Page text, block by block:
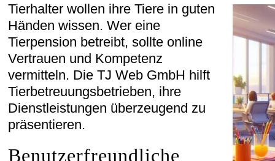
Tierhalter wollen ihre Tiere in guten
Händen wissen. Wer eine
Tierpension betreibt, sollte online
Vertrauen und Kompetenz
vermitteln. Die TJ Web GmbH hilft
Tierbetreuungsbetrieben, ihre
Dienstleistungen überzeugend zu
präsentieren.
Benutzerfreundliche